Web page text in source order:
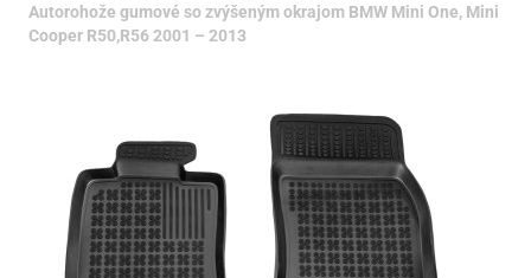
Autorohože gumové so zvýšeným okrajom BMW Mini One, Mini
Cooper R50,R56 2001 – 2013